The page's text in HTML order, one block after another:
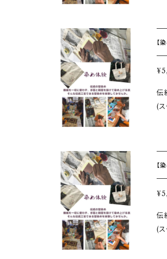
程
差
（
【
伝
(
程
差
（
【
伝
(